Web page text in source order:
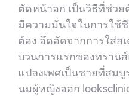
ตัดหน้าอก เป็นวิธีที่ช่ว
มีความมั่นใจในการใช้
ต้อง อึดอัดจากการใส่ส
บวนการแรกของทราน
แปลงเพศเป็นชายที่สม
นมผู้หญิงออก